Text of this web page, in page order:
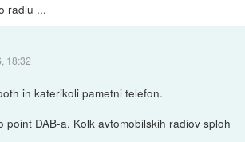
radiu ...
18:32
in katerikoli pametni telefon.
point DAB-a. Kolk avtomobilskih radiov sploh